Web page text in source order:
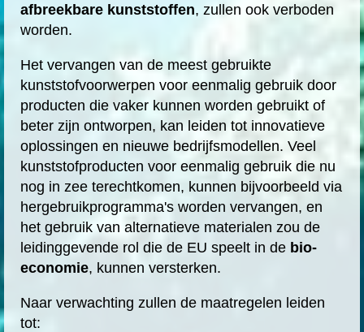
afbreekbare kunststoffen, zullen ook verboden
worden.
Het vervangen van de meest gebruikte
kunststofvoorwerpen voor eenmalig gebruik door
producten die vaker kunnen worden gebruikt of
beter zijn ontworpen, kan leiden tot innovatieve
oplossingen en nieuwe bedrijfsmodellen. Veel
kunststofproducten voor eenmalig gebruik die nu
nog in zee terechtkomen, kunnen bijvoorbeeld via
hergebruikprogramma's worden vervangen, en
het gebruik van alternatieve materialen zou de
leidinggevende rol die de EU speelt in de bio-
economie, kunnen versterken.
Naar verwachting zullen de maatregelen leiden
tot: